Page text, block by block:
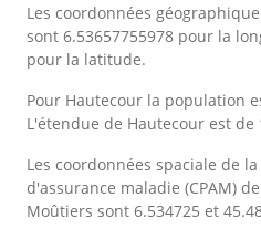
Les coordonnées
sont 6.53657755978 pour la
pour la latitude.
Pour Hautecour la population
L'étendue de Hautecour est de
Les coordonnées spaciale de
d'assurance maladie (CPAM)
Moûtiers sont 6.534725 et